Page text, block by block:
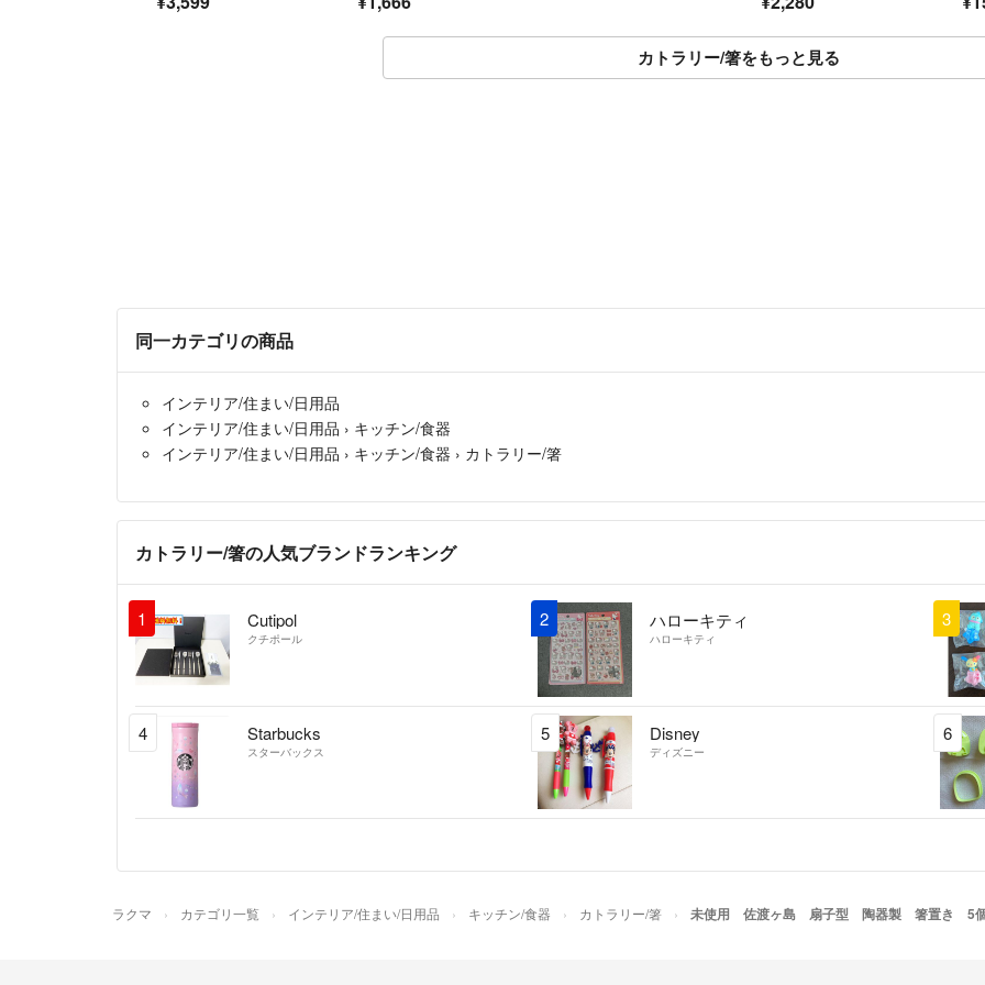
応致します。
■トラブル防止の
❤️スムーズな対
カトラリー/箸をもっと見る
同一カテゴリの商品
インテリア/住まい/日用品
インテリア/住まい/日用品 › キッチン/食器
インテリア/住まい/日用品 › キッチン/食器 › カトラリー/箸
カトラリー/箸の人気ブランドランキング
1 Cutipol
クチポール
2 ハローキティ
ハローキティ
3
4 Starbucks
スターバックス
5 Disney
ディズニー
6
ラクマ カテゴリ一覧 インテリア/住まい/日用品 キッチン/食器 カトラリー/箸 未使用 佐渡ヶ島 扇子型 陶器製 箸置き 5